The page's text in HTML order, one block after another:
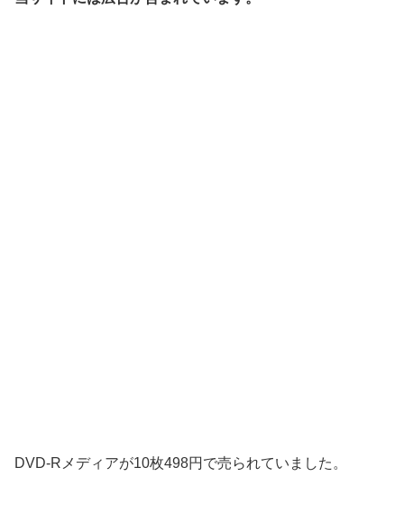
DVD-Rメディアが10枚498円で売られていました。